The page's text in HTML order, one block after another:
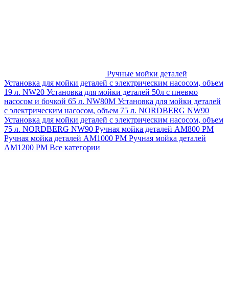
Ручные мойки деталей
Установка для мойки деталей с электрическим насосом, объем
19 л. NW20 Установка для мойки деталей 50л с пневмо
насосом и бочкой 65 л. NW80M Установка для мойки деталей
с электрическим насосом, объем 75 л. NORDBERG NW90
Установка для мойки деталей с электрическим насосом, объем
75 л. NORDBERG NW90 Ручная мойка деталей АМ800 РМ
Ручная мойка деталей АМ1000 РМ Ручная мойка деталей
АМ1200 РМ Все категории